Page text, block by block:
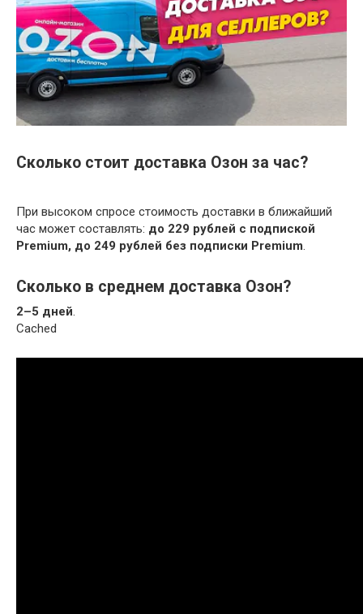
Сколько стоит доставка Озон за час?
При высоком спросе стоимость доставки в ближайший
час может составлять: до 229 рублей с подпиской
Premium, до 249 рублей без подписки Premium.
Сколько в среднем доставка Озон?
2–5 дней.
Cached